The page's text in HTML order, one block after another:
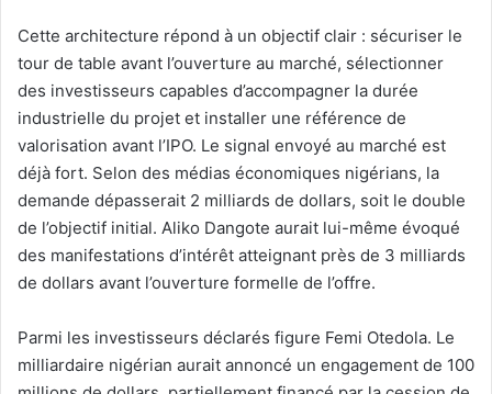
Cette architecture répond à un objectif clair : sécuriser le
tour de table avant l’ouverture au marché, sélectionner
des investisseurs capables d’accompagner la durée
industrielle du projet et installer une référence de
valorisation avant l’IPO. Le signal envoyé au marché est
déjà fort. Selon des médias économiques nigérians, la
demande dépasserait 2 milliards de dollars, soit le double
de l’objectif initial. Aliko Dangote aurait lui-même évoqué
des manifestations d’intérêt atteignant près de 3 milliards
de dollars avant l’ouverture formelle de l’offre.
Parmi les investisseurs déclarés figure Femi Otedola. Le
milliardaire nigérian aurait annoncé un engagement de 100